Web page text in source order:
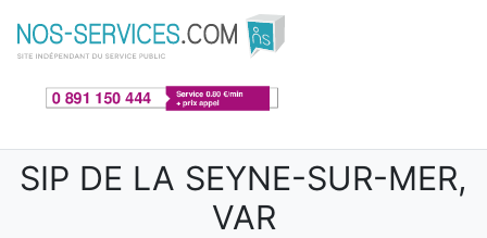
Aller au contenu principal
SIP DE LA SEYNE-SUR-MER,
VAR